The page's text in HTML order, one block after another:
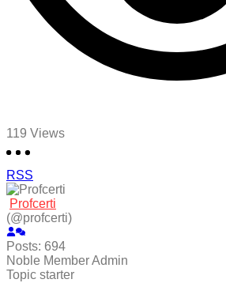
119 Views
RSS
Profcerti
(@profcerti)
Posts: 694
Noble MemberAdmin
Topic starter